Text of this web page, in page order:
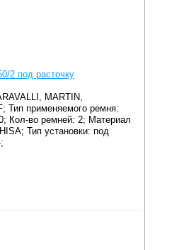
2 под расточку
MARTIN,
Тип применяемого ремня:
Кол-во ремней: 2; Материал
Тип установки: под